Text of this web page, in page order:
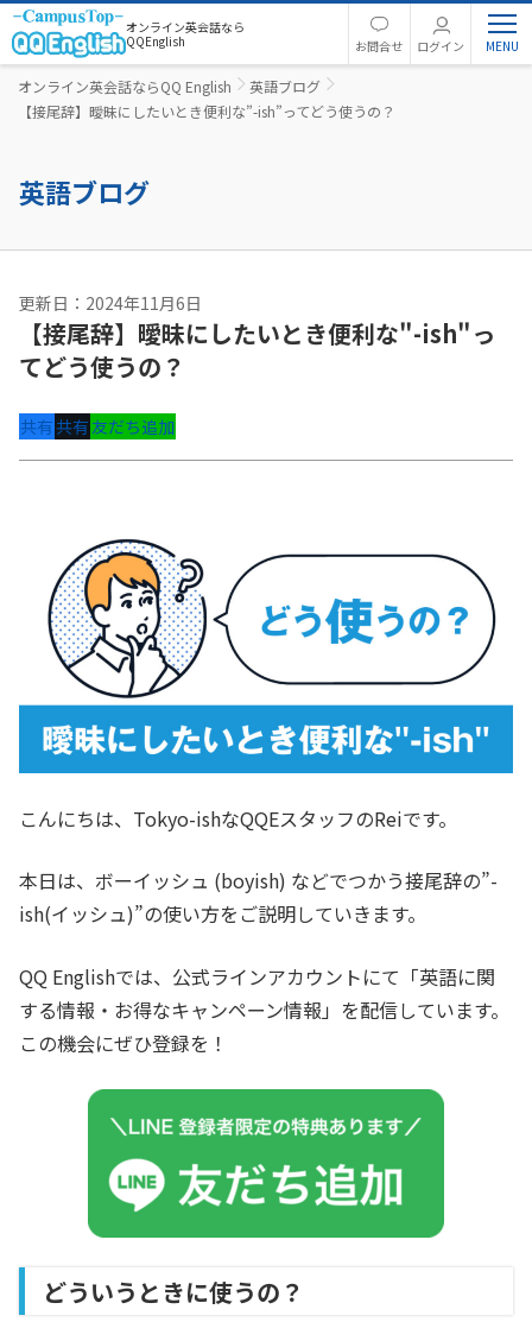
オンライン英会話なら
QQEnglish
お問合せ ログイン
オンライン英会話ならQQ English
英語ブログ
【接尾辞】曖昧にしたいとき便利な”-ish”ってどう使うの？
英語ブログ
更新日：2024年11月6日
【接尾辞】曖昧にしたいとき便利な"-ish"っ
てどう使うの？
共有共有友だち追加
こんにちは、Tokyo-ishなQQEスタッフのReiです。
本日は、ボーイッシュ (boyish) などでつかう接尾辞の”-
ish(イッシュ)”の使い方をご説明していきます。
QQ Englishでは、公式ラインアカウントにて「英語に関
する情報・お得なキャンペーン情報」を配信しています。
この機会にぜひ登録を！
どういうときに使うの？